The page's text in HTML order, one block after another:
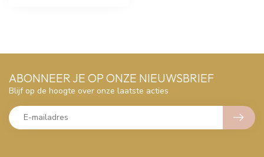
ABONNEER JE OP ONZE NIEUWSBRIEF
Blijf op de hoogte over onze laatste acties